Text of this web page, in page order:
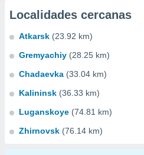
Localidades cercanas
Atkarsk (23.92 km)
Gremyachiy (28.25 km)
Chadaevka (33.04 km)
Kalininsk (36.33 km)
Luganskoye (74.81 km)
Zhirnovsk (76.14 km)